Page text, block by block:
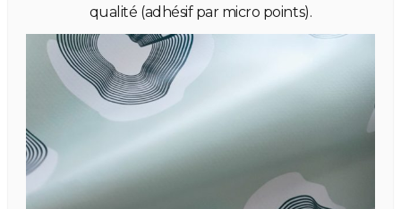
qualité (adhésif par micro points).